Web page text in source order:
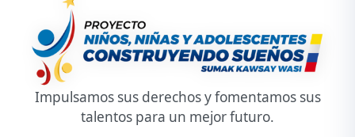
Impulsamos sus derechos y fomentamos sus
talentos para un mejor futuro.